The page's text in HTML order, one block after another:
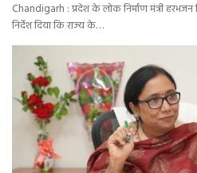
Chandigarh : प्रदेश के लोक निर्माण मंत्री
निर्देश दिया कि राज्य के…